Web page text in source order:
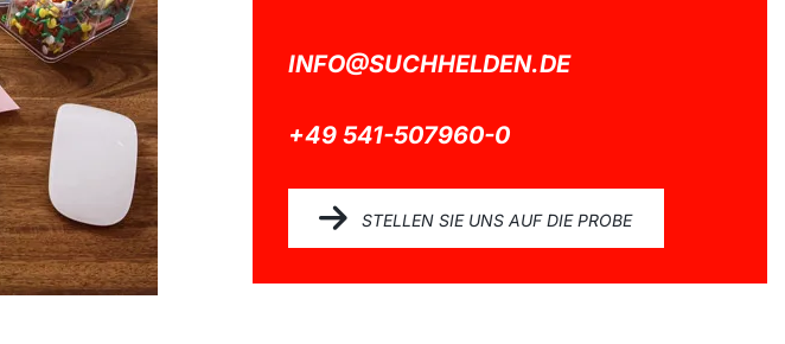
INFO@SUCHHELDEN.DE
+49 541-507960-0
STELLEN SIE UNS AUF DIE PROBE